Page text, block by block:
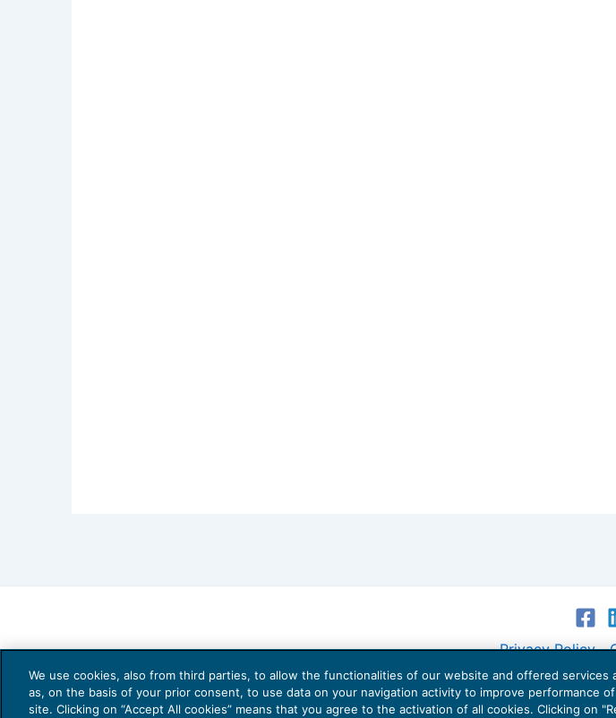
Privacy Policy
Euroconference NEWS è una testata
Direttore
We use cookies, also from third parties, to allow the functionalities of our website and offered services
as, on the basis of your prior consent, to use data on your navigation activity to improve performance
site. Clicking on “Accept All cookies” means that you agree to the activation of all cookies. Clicking on